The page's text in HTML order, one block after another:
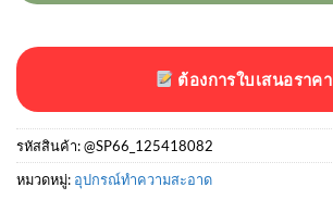
ต้องการใบเสนอราคา
รหัสสินค้า:@SP66_125418082
หมวดหมู่: อุปกรณ์ทำความสะอาด